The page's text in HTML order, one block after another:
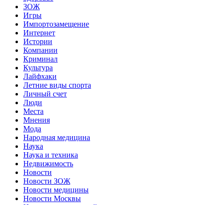
ЗОЖ
Игры
Импортозамещение
Интернет
Истории
Компании
Криминал
Культура
Лайфхаки
Летние виды спорта
Личный счет
Люди
Места
Мнения
Мода
Народная медицина
Наука
Наука и техника
Недвижимость
Новости
Новости ЗОЖ
Новости медицины
Новости Москвы